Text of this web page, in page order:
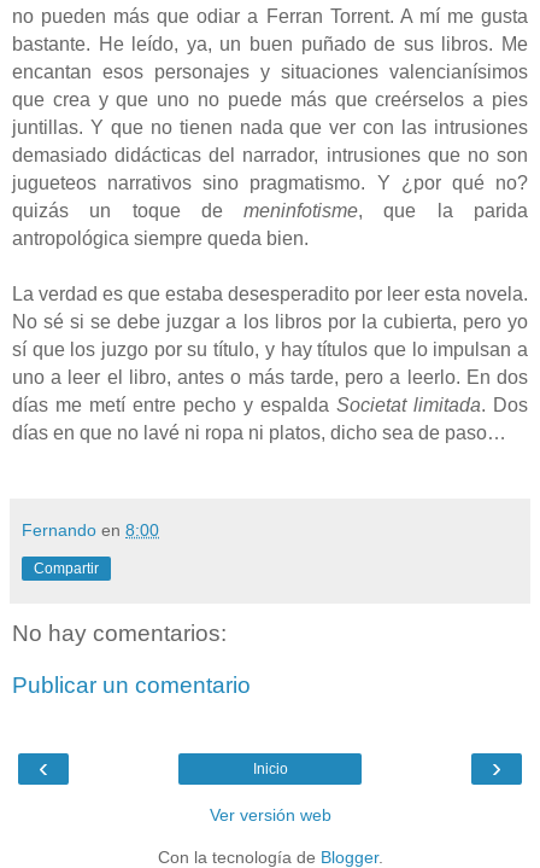
no pueden más que odiar a Ferran Torrent. A mí me gusta
bastante. He leído, ya, un buen puñado de sus libros. Me
encantan esos personajes y situaciones valencianísimos
que crea y que uno no puede más que creérselos a pies
juntillas. Y que no tienen nada que ver con las intrusiones
demasiado didácticas del narrador, intrusiones que no son
jugueteos narrativos sino pragmatismo. Y ¿por qué no?
quizás un toque demeninfotisme, que la parida
antropológica siempre queda bien.
La verdad es que estaba desesperadito por leer esta novela.
No sé si se debe juzgar a los libros por la cubierta, pero yo
sí que los juzgo por su título, y hay títulos que lo impulsan a
uno a leer el libro, antes o más tarde, pero a leerlo. En dos
días me metí entre pecho y espalda Societat limitada. Dos
días en que no lavé ni ropa ni platos, dicho sea de paso…
Fernando en 8:00
Compartir
No hay comentarios:
Publicar un comentario
‹ ›
Inicio
Ver versión web
Con la tecnología de Blogger.